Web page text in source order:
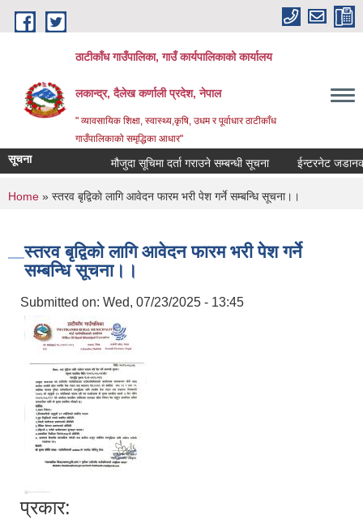
Skip to main content
ठाटीकाँध गाउँपालिका, गाउँ कार्यपालिकाको कार्यालय
लकान्द्र, दैलेख कर्णाली प्रदेश, नेपाल
" व्यावसायिक शिक्षा, स्वास्थ्य,कृषि, उधम र पूर्वाधार ठाटीकाँध
गाउँपालिकाको समृद्धिका आधार"
सूचना मौजुदा सूचिमा दर्ता गराउने सम्बन्धी सूचना ईन्टरनेट
You are here
Home » स्तरव बृद्विकाे लागि आवेदन फारम भरी पेश गर्ने सम्बन्धि सूचना।।
स्तरव बृद्विकाे लागि आवेदन फारम भरी पेश गर्ने
सम्बन्धि सूचना।।
Submitted on: Wed, 07/23/2025 - 13:45
प्रकार: